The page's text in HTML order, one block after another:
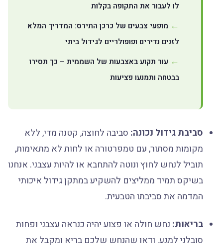
לו לעבור את התקופה בקלות
מופעי צבעים של כרכן התירס: המדריך המלא
לזנים נדירים ופופולריים לגידול ביתי
עור תקוע באצבעות של השממית – כך תסירו
בבטחה ותמנעו פציעות
סביבת גידול נכונה:סביבה לחוצה, קטנה מדי, ללא
מקומות מסתור, עם טמפרטורה או לחות לא מתאימות,
תוביל לנחש לחוץ ונוטה להתחבא או להיות עצבני. אנחנו
בשיקס תמיד ממליצים להשקיע במתקן גידול איכותי
המדמה את סביבתו הטבעית.
בריאות:נחש חולה או פצוע יהיה כנראה עצבני ופחות
סובלני למגע. ודאו שהנחש שלכם בריא ומקבל את